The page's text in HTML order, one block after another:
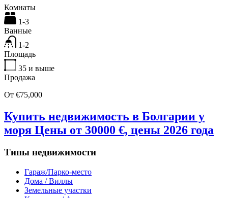
Комнаты
1-3
Ванные
1-2
Площадь
35 и выше
Продажа
От €75,000
Купить недвижимость в Болгарии у
моря Цены от 30000 €, цены 2026 года
Типы недвижимости
Гараж/Парко-место
Дома / Виллы
Земельные участки